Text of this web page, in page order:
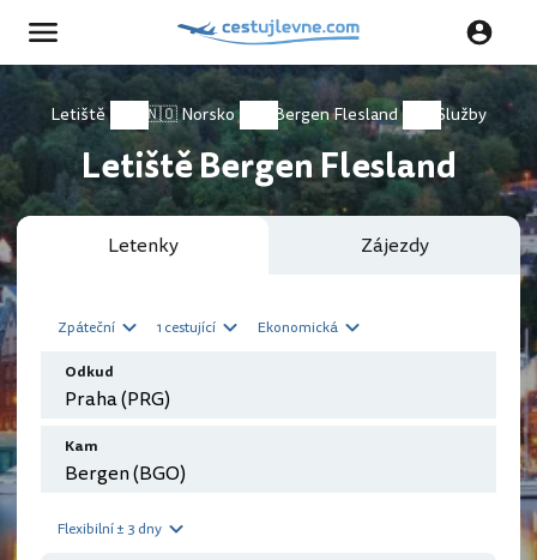
Letiště 🇳🇴 Norsko Bergen Flesland Služby
Letiště Bergen Flesland
Letenky Zájezdy
Zpáteční 1 cestující Ekonomická
Odkud
Kam
Flexibilní ± 3 dny